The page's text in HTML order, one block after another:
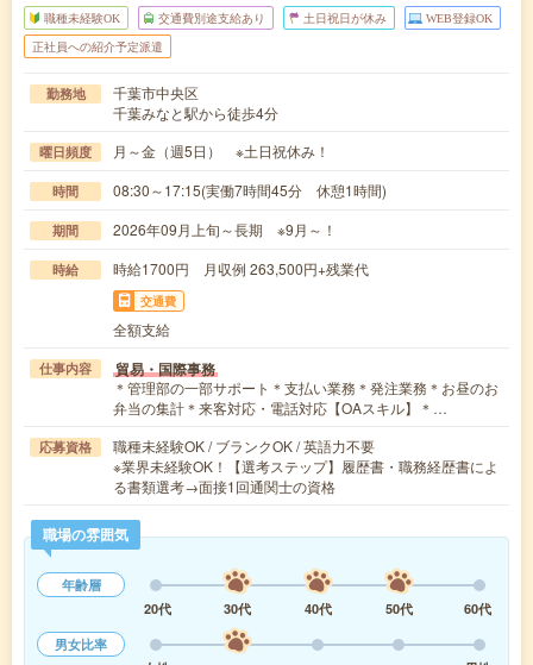
職種未経験OK 交通費別途支給あり 土日祝日が休み WEB登録OK
正社員への紹介予定派遣
勤務地
千葉市中央区
千葉みなと駅から徒歩4分
曜日頻度 月～金（週5日） ※土日祝休み！
時間 08:30～17:15(実働7時間45分 休憩1時間)
期間 2026年09月上旬～長期 ※9月～！
時給 時給1700円 月収例 263,500円+残業代
交通費
全額支給
仕事内容 貿易・国際事務
＊管理部の一部サポート＊支払い業務＊発注業務＊お昼のお
弁当の集計＊来客対応・電話対応【OAスキル】＊…
応募資格
職種未経験OK / ブランクOK / 英語力不要
※業界未経験OK！【選考ステップ】履歴書・職務経歴書によ
る書類選考→面接1回通関士の資格
職場の雰囲気
年齢層
20代
30代 40代 50代
60代
男女比率